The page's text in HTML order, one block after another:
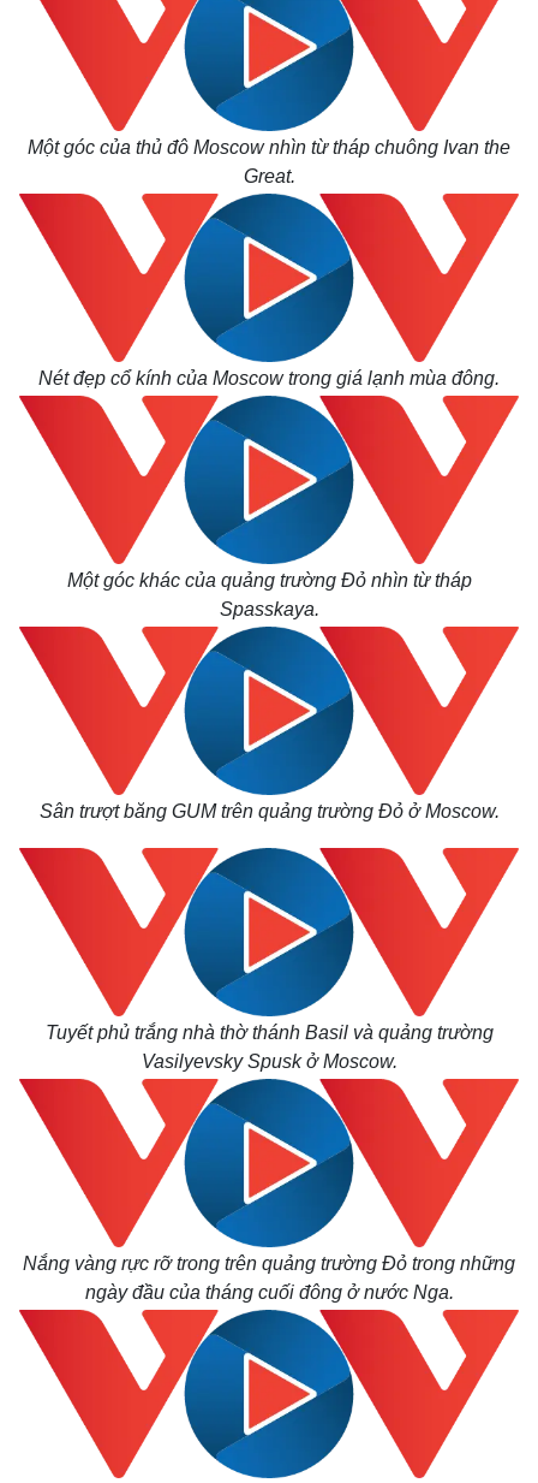
Thế giới
Quan sát
Cuộc sống đó đây
Hồ sơ
Multimedia
Ảnh
E-Magazine
Một góc của thủ đô Moscow nhìn từ tháp chuông Ivan the
Great.
Nét đẹp cổ kính của Moscow trong giá lạnh mùa đông.
Một góc khác của quảng trường Đỏ nhìn từ tháp
Spasskaya.
Sân trượt băng GUM trên quảng trường Đỏ ở Moscow.
Tuyết phủ trắng nhà thờ thánh Basil và quảng trường
Vasilyevsky Spusk ở Moscow.
Nắng vàng rực rỡ trong trên quảng trường Đỏ trong những
ngày đầu của tháng cuối đông ở nước Nga.